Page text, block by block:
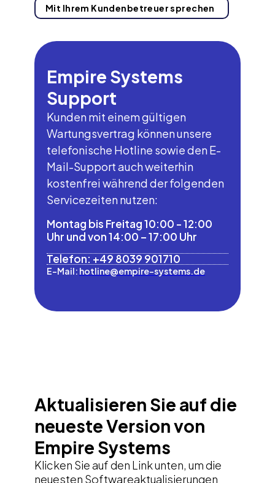
Mit Ihrem Kundenbetreuer sprechen
Empire Systems
Support
Kunden mit einem gültigen
Wartungsvertrag können unsere
telefonische Hotline sowie den E-
Mail-Support auch weiterhin
kostenfrei während der folgenden
Servicezeiten nutzen:
Montag bis Freitag 10:00 - 12:00
Uhr und von 14:00 – 17:00 Uhr
Telefon: +49 8039 901710
E-Mail: hotline@empire-systems.de
Aktualisieren Sie auf die
neueste Version von
Empire Systems
Klicken Sie auf den Link unten, um die
neuesten Softwareaktualisierungen